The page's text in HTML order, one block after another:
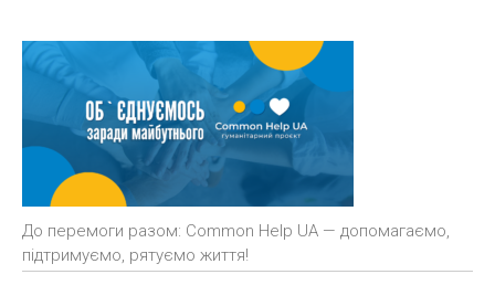
До перемоги разом: Common Help UA — допомагаємо,
підтримуємо, рятуємо життя!